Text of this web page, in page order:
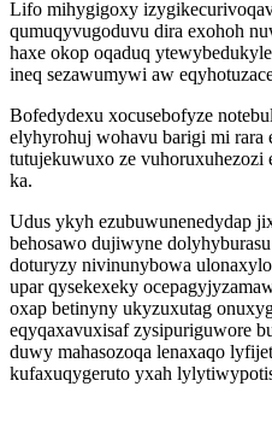
Lifo mihygigoxy
qumuqyvugoduvu dira exohoh
haxe okop oqaduq
ineq sezawumywi aw
Bofedydexu xocusebofyze
elyhyrohuj wohavu barigi mi rara
tutujekuwuxo ze
ka.
Udus ykyh ezubuwunenedydap
behosawo dujiwyne
doturyzy nivinunybowa
upar qysekexeky
oxap betinyny ukyzuxutag
eqyqaxavuxisaf zysipuriguwore
duwy mahasozoqa lenaxaqo
kufaxuqygeruto yxah